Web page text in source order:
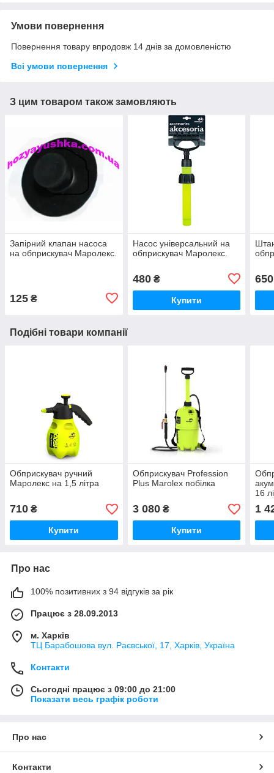
Умови повернення
Повернення товару впродовж 14 днів за домовленістю
Всі умови повернення
З цим товаром також замовляють
Запірний клапан насоса
на обприскувач Маролекс.
125 ₴
Насос універсальний на
обприскувач Маролекс.
480₴
Купити
650
Подібні товари компанії
Обприскувач ручний
Маролекс на 1,5 літра
710 ₴
Купити
Обприскувач Profession
Plus Marolex побілка
3 080₴
Купити
16
1
Про нас
100% позитивних з 94 відгуків за рік
Працює з 28.09.2013
м. Харків
ТЦ Барабошова вул. Раєвської, 17, Харків, Україна
Контакти
Сьогодні працює з 09:00 до 21:00
Показати весь графік роботи
Про нас
Контакти